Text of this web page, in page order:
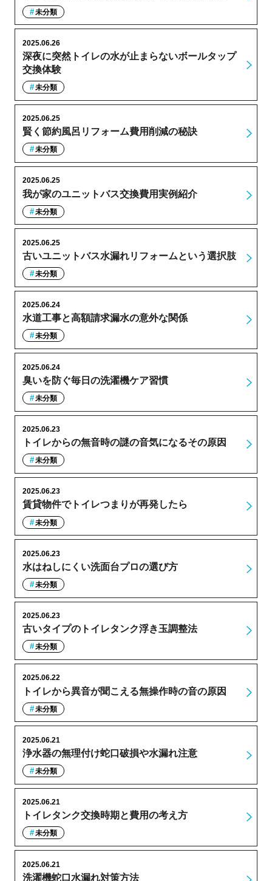
未分類
深夜に突然トイレの水が止まらないボールタップ
交換体験
2025.06.26
未分類
賢く節約風呂リフォーム費用削減の秘訣
2025.06.25
未分類
我が家のユニットバス交換費用実例紹介
2025.06.25
未分類
古いユニットバス水漏れリフォームという選択肢
2025.06.25
未分類
水道工事と高額請求漏水の意外な関係
2025.06.24
未分類
臭いを防ぐ毎日の洗濯機ケア習慣
2025.06.24
未分類
トイレからの無音時の謎の音気になるその原因
2025.06.23
未分類
賃貸物件でトイレつまりが再発したら
2025.06.23
未分類
水はねしにくい洗面台プロの選び方
2025.06.23
未分類
古いタイプのトイレタンク浮き玉調整法
2025.06.23
未分類
トイレから異音が聞こえる無操作時の音の原因
2025.06.22
未分類
浄水器の無理付け蛇口破損や水漏れ注意
2025.06.21
未分類
トイレタンク交換時期と費用の考え方
2025.06.21
未分類
洗濯機蛇口水漏れ対策方法
2025.06.21